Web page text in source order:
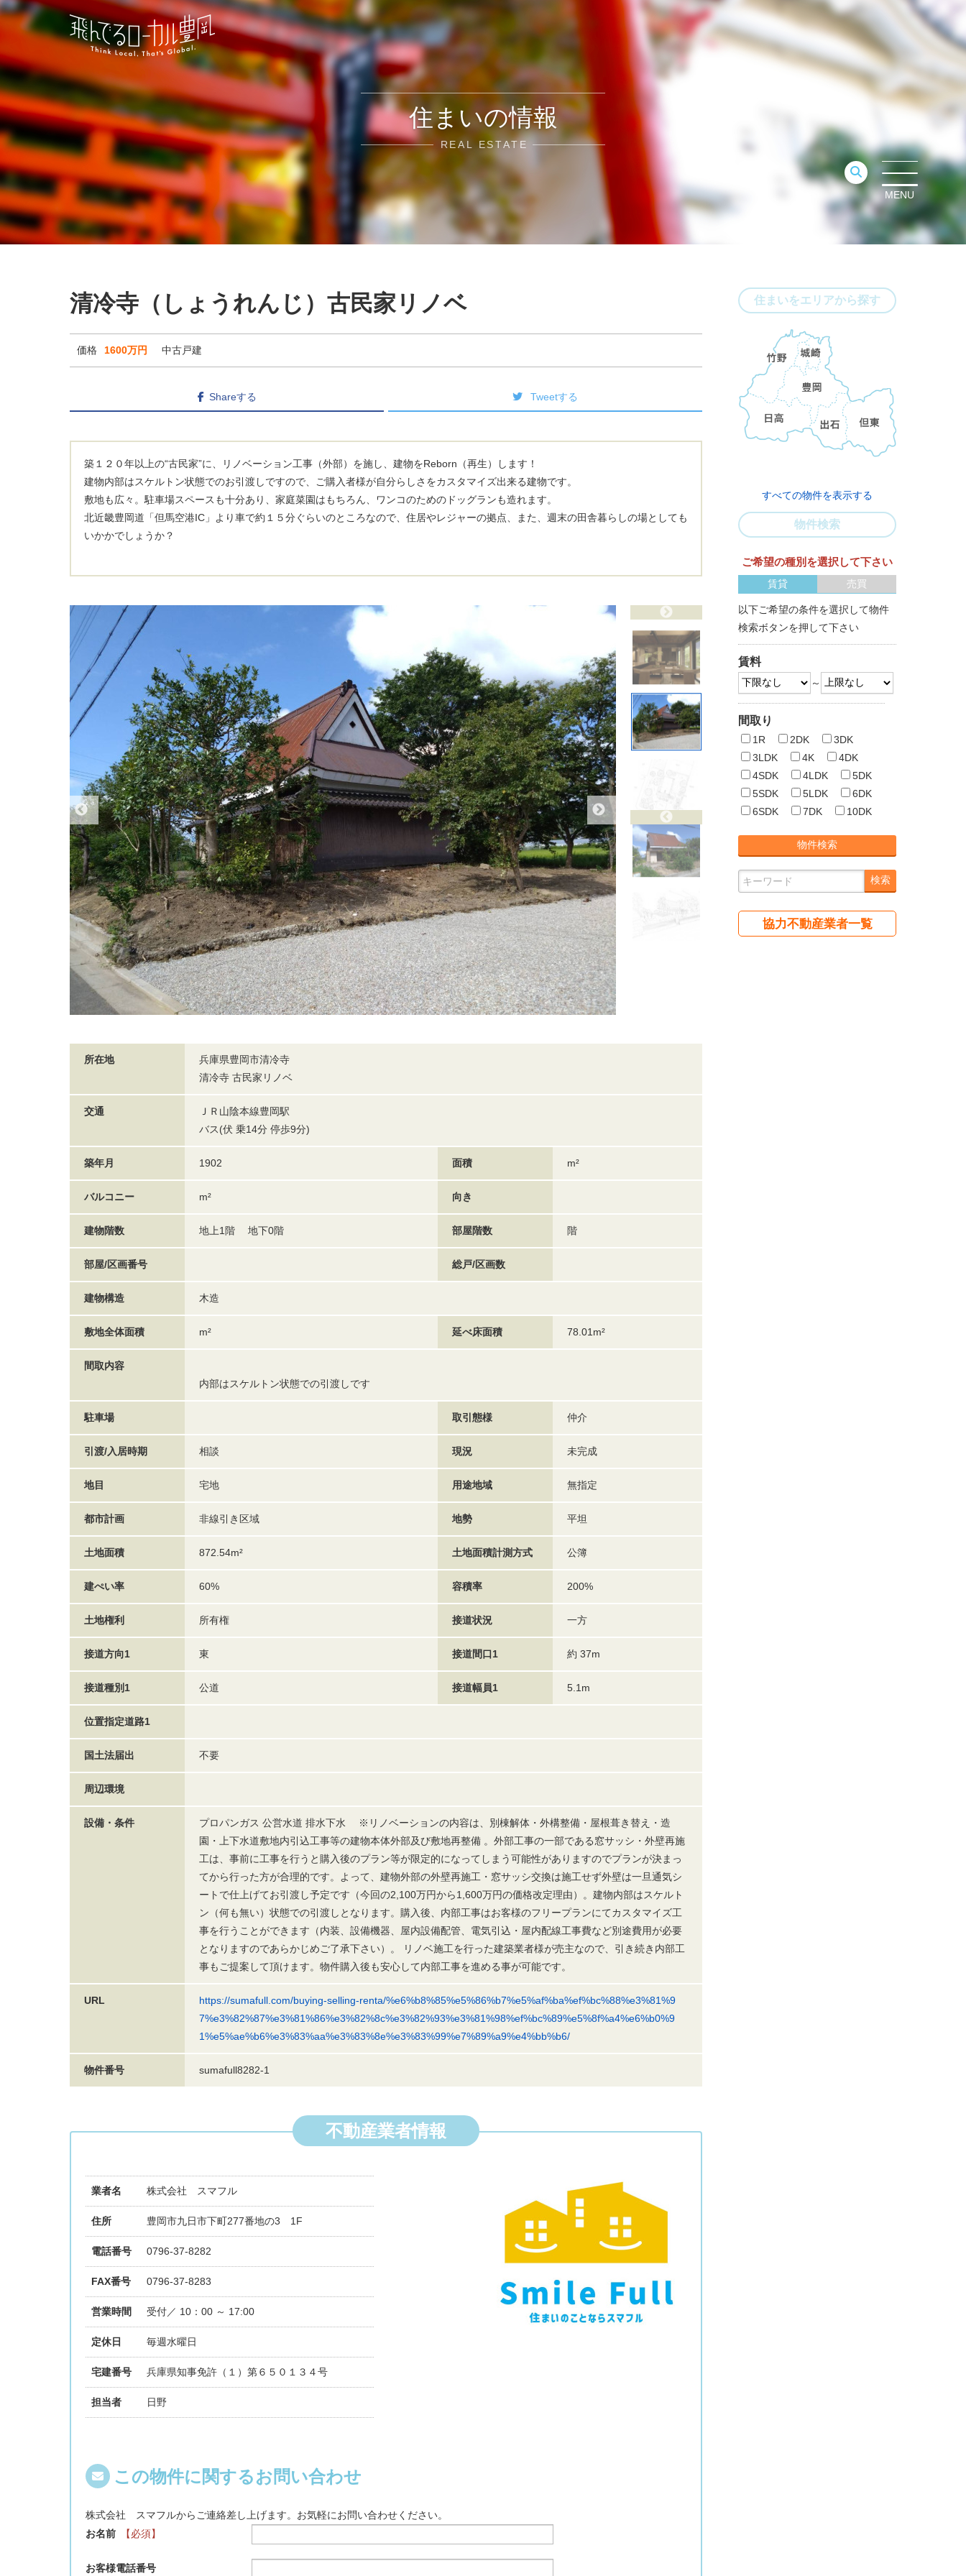
住まいの情報
REAL ESTATE
MENU
清冷寺（しょうれんじ）古民家リノベ
価格 1600万円 中古戸建
Shareする Tweetする
築１２０年以上の“古民家”に、リノベーション工事（外部）を施し、建物をReborn（再生）します！
建物内部はスケルトン状態でのお引渡しですので、ご購入者様が自分らしさをカスタマイズ出来る建物です。
敷地も広々。駐車場スペースも十分あり、家庭菜園はもちろん、ワンコのためのドッグランも造れます。
北近畿豊岡道「但馬空港IC」より車で約１５分ぐらいのところなので、住居やレジャーの拠点、また、週末の田舎暮らしの場としても
いかかでしょうか？
所在地
兵庫県豊岡市清冷寺
清冷寺 古民家リノベ
交通
ＪＲ山陰本線豊岡駅
バス(伏 乗14分 停歩9分)
築年月 1902 面積 m²
バルコニー m² 向き
建物階数 地上1階 地下0階 部屋階数 階
部屋/区画番号 総戸/区画数
建物構造 木造
敷地全体面積 m² 延べ床面積 78.01m²
間取内容
内部はスケルトン状態での引渡しです
駐車場 取引態様 仲介
引渡/入居時期 相談 現況 未完成
地目 宅地 用途地域 無指定
都市計画 非線引き区域 地勢 平坦
土地面積 872.54m² 土地面積計測方式 公簿
建ぺい率 60% 容積率 200%
土地権利 所有権 接道状況 一方
接道方向1 東 接道間口1 約 37m
接道種別1 公道 接道幅員1 5.1m
位置指定道路1
国土法届出 不要
周辺環境
設備・条件
プロパンガス 公営水道 排水下水 ※リノベーションの内容は、別棟解体・外構整備・屋根葺き替え・造
園・上下水道敷地内引込工事等の建物本体外部及び敷地再整備 。外部工事の一部である窓サッシ・外壁再施
工は、事前に工事を行うと購入後のプラン等が限定的になってしまう可能性がありますのでプランが決まっ
てから行った方が合理的です。よって、建物外部の外壁再施工・窓サッシ交換は施工せず外壁は一旦通気シ
ートで仕上げてお引渡し予定です（今回の2,100万円から1,600万円の価格改定理由）。建物内部はスケルト
ン（何も無い）状態での引渡しとなります。購入後、内部工事はお客様のフリープランにてカスタマイズ工
事を行うことができます（内装、設備機器、屋内設備配管、電気引込・屋内配線工事費など別途費用が必要
となりますのであらかじめご了承下さい）。 リノベ施工を行った建築業者様が売主なので、引き続き内部工
事もご提案して頂けます。物件購入後も安心して内部工事を進める事が可能です。
URL
https://sumafull.com/buying-selling-renta/%e6%b8%85%e5%86%b7%e5%af%ba%ef%bc%88%e3%81%9
7%e3%82%87%e3%81%86%e3%82%8c%e3%82%93%e3%81%98%ef%bc%89%e5%8f%a4%e6%b0%9
1%e5%ae%b6%e3%83%aa%e3%83%8e%e3%83%99%e7%89%a9%e4%bb%b6/
物件番号 sumafull8282-1
不動産業者情報
業者名 株式会社 スマフル
住所 豊岡市九日市下町277番地の3 1F
電話番号 0796-37-8282
FAX番号 0796-37-8283
営業時間 受付／ 10：00 ～ 17:00
定休日 毎週水曜日
宅建番号 兵庫県知事免許（１）第６５０１３４号
担当者 日野
この物件に関するお問い合わせ
株式会社 スマフルからご連絡差し上げます。お気軽にお問い合わせください。
お名前
【必須】
お客様電話番号
住まいをエリアから探す
すべての物件を表示する
物件検索
ご希望の種別を選択して下さい
賃貸 売買
以下ご希望の条件を選択して物件
検索ボタンを押して下さい
賃料
～
間取り
1R 2DK
3DK
3LDK
4K
4DK
4SDK
4LDK
5DK
5SDK
5LDK
6DK
6SDK
7DK 10DK
協力不動産業者一覧